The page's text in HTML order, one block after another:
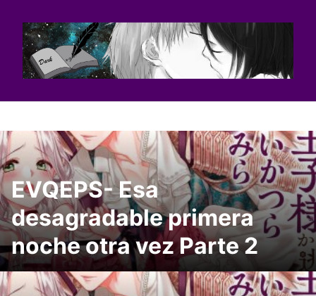
contenido
EVQEPS- Esa
desagradable primera
noche otra vez Parte 2